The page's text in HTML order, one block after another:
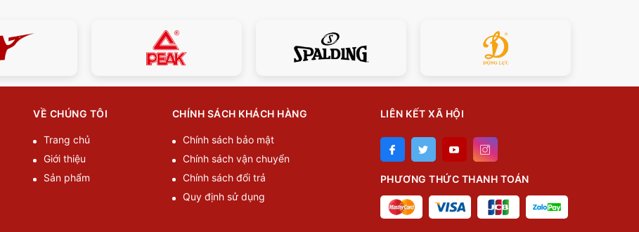
VỀ CHÚNG TÔI
Trang chủ
Giới thiệu
Sản phẩm
CHÍNH SÁCH KHÁCH HÀNG
Chính sách bảo mật
Chính sách vận chuyển
Chính sách đổi trả
Quy định sử dụng
LIÊN KẾT XÃ HỘI
PHƯƠNG THỨC THANH TOÁN